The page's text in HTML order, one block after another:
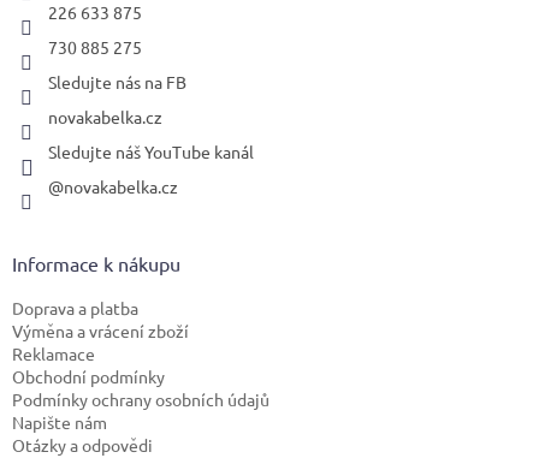
226 633 875
730 885 275
Sledujte nás na FB
novakabelka.cz
Sledujte náš YouTube kanál
@novakabelka.cz
Informace k nákupu
Doprava a platba
Výměna a vrácení zboží
Reklamace
Obchodní podmínky
Podmínky ochrany osobních údajů
Napište nám
Otázky a odpovědi